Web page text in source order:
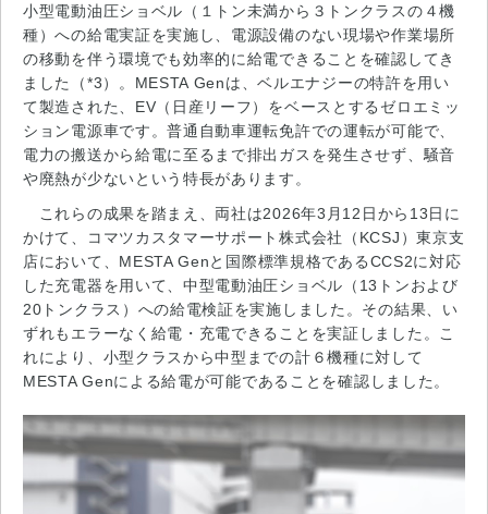
小型電動油圧ショベル（１トン未満から３トンクラスの４機
種）への給電実証を実施し、電源設備のない現場や作業場所
の移動を伴う環境でも効率的に給電できることを確認してき
ました（*3）。MESTA Genは、ベルエナジーの特許を用い
て製造された、EV（日産リーフ）をベースとするゼロエミッ
ション電源車です。普通自動車運転免許での運転が可能で、
電力の搬送から給電に至るまで排出ガスを発生させず、騒音
や廃熱が少ないという特長があります。
これらの成果を踏まえ、両社は2026年3月12日から13日に
かけて、コマツカスタマーサポート株式会社（KCSJ）東京支
店において、MESTA Genと国際標準規格であるCCS2に対応
した充電器を用いて、中型電動油圧ショベル（13トンおよび
20トンクラス）への給電検証を実施しました。その結果、い
ずれもエラーなく給電・充電できることを実証しました。こ
れにより、小型クラスから中型までの計６機種に対して
MESTA Genによる給電が可能であることを確認しました。